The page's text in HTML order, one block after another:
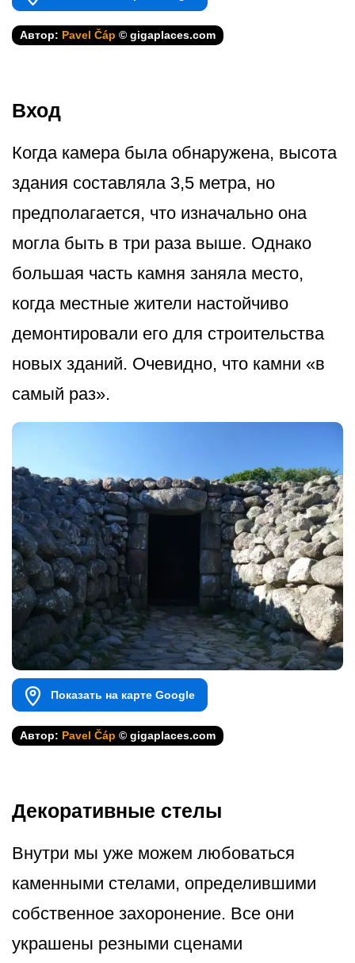
Автор: Pavel Čáp © gigaplaces.com
Вход
Когда камера была обнаружена, высота
здания составляла 3,5 метра, но
предполагается, что изначально она
могла быть в три раза выше. Однако
большая часть камня заняла место,
когда местные жители настойчиво
демонтировали его для строительства
новых зданий. Очевидно, что камни «в
самый раз».
Показать на карте Google
Автор: Pavel Čáp © gigaplaces.com
Декоративные стелы
Внутри мы уже можем любоваться
каменными стелами, определившими
собственное захоронение. Все они
украшены резными сценами